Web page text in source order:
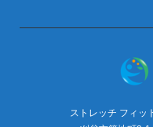
ストレッチ フィッ